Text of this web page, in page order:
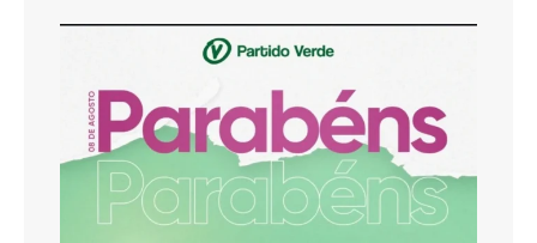
pvmulher
Ago 8